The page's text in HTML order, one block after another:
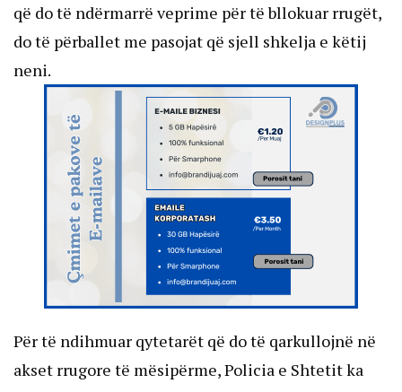
që do të ndërmarrë veprime për të bllokuar rrugët,
do të përballet me pasojat që sjell shkelja e këtij
neni.
Për të ndihmuar qytetarët që do të qarkullojnë në
akset rrugore të mësipërme, Policia e Shtetit ka